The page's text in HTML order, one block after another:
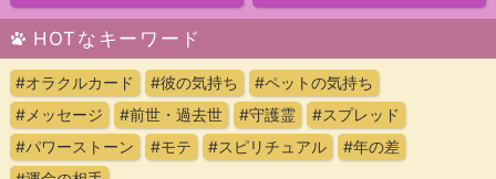
HOTなキーワード
#オラクルカード #彼の気持ち
#ペットの気持ち
#メッセージ
#前世・過去世 #守護霊
#スプレッド
#パワーストーン
#モテ #スピリチュアル
#年の差